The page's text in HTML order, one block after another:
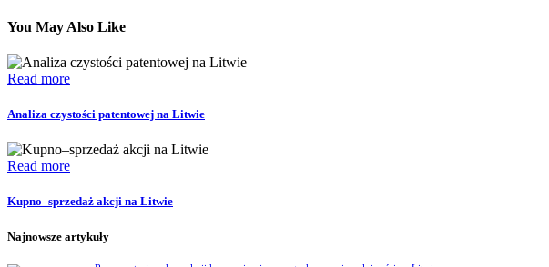
You May Also Like
Read more
Analiza czystości patentowej na Litwie
Read more
Kupno–sprzedaż akcji na Litwie
Najnowsze artykuły